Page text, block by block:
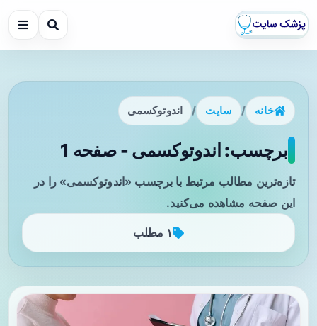
خانه / سایت / اندوتوکسمی
برچسب: اندوتوکسمی - صفحه 1
تازه‌ترین مطالب مرتبط با برچسب «اندوتوکسمی» را در
این صفحه مشاهده می‌کنید.
۱ مطلب